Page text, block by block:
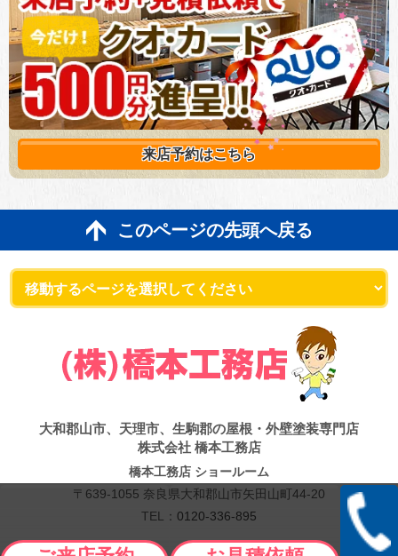
来店予約はこちら
このページの先頭へ戻る
大和郡山市、天理市、生駒郡の屋根・外壁塗装専門店
株式会社 橋本工務店
橋本工務店 ショールーム
〒639-1055 奈良県大和郡山市矢田山町44-20
TEL： 0120-336-895
Copyright © 2026 橋本工務店. All Rights Reserved.